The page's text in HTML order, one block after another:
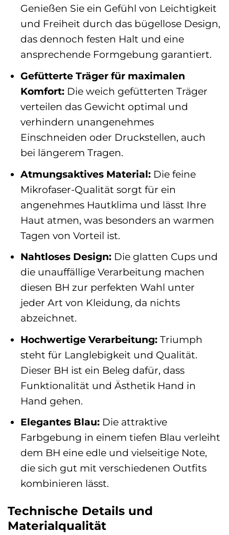
Genießen Sie ein Gefühl von Leichtigkeit
und Freiheit durch das bügellose Design,
das dennoch festen Halt und eine
ansprechende Formgebung garantiert.
Gefütterte Träger für maximalen
Komfort:Die weich gefütterten Träger
verteilen das Gewicht optimal und
verhindern unangenehmes
Einschneiden oder Druckstellen, auch
bei längerem Tragen.
Atmungsaktives Material:Die feine
Mikrofaser-Qualität sorgt für ein
angenehmes Hautklima und lässt Ihre
Haut atmen, was besonders an warmen
Tagen von Vorteil ist.
Nahtloses Design:Die glatten Cups und
die unauffällige Verarbeitung machen
diesen BH zur perfekten Wahl unter
jeder Art von Kleidung, da nichts
abzeichnet.
Hochwertige Verarbeitung:Triumph
steht für Langlebigkeit und Qualität.
Dieser BH ist ein Beleg dafür, dass
Funktionalität und Ästhetik Hand in
Hand gehen.
Elegantes Blau:Die attraktive
Farbgebung in einem tiefen Blau verleiht
dem BH eine edle und vielseitige Note,
die sich gut mit verschiedenen Outfits
kombinieren lässt.
Technische Details und
Materialqualität